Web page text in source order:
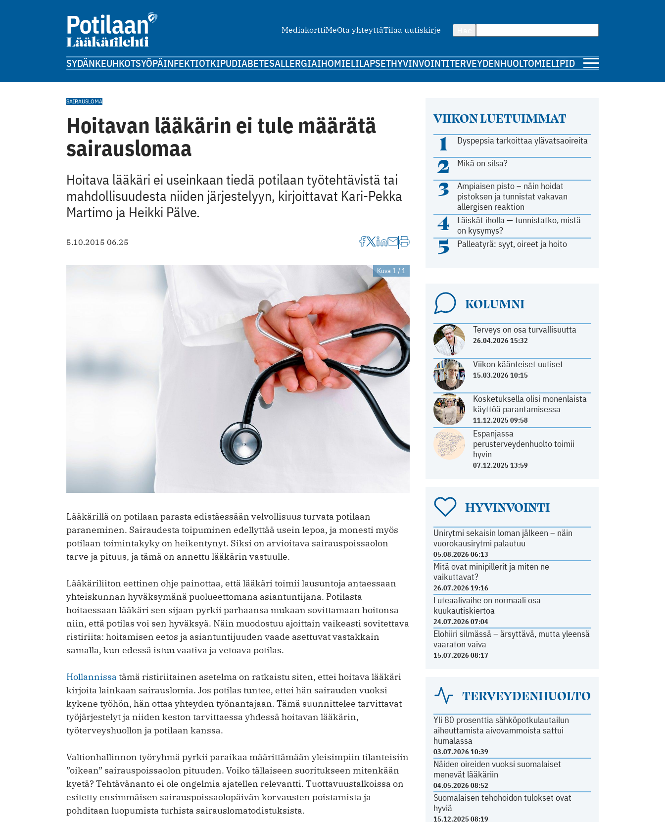
MediakorttiMeOta yhteyttäTilaa uutiskirje
SYDÄNKEUHKOTSYÖPÄINFEKTIOTKIPUDIABETESALLERGIAIHOMIELILAPSETHYVINVOINTITERVEYDENHUOLTOMIELIPIDE
VIIKON LUETUIMMAT
1 Dyspepsia tarkoittaa ylävatsaoireita
2 Mikä on silsa?
3
Ampiaisen pisto – näin hoidat
pistoksen ja tunnistat vakavan
allergisen reaktion
4
Läiskät iholla — tunnistatko, mistä
on kysymys?
5 Palleatyrä: syyt, oireet ja hoito
KOLUMNI
Terveys on osa turvallisuutta
26.04.2026 15:32
Viikon käänteiset uutiset
15.03.2026 10:15
Kosketuksella olisi monenlaista
käyttöä parantamisessa
11.12.2025 09:58
Espanjassa
perusterveydenhuolto toimii
hyvin
07.12.2025 13:59
HYVINVOINTI
Unirytmi sekaisin loman jälkeen – näin
vuorokausirytmi palautuu
05.08.2026 06:13
Mitä ovat minipillerit ja miten ne
vaikuttavat?
26.07.2026 19:16
Luteaalivaihe on normaali osa
kuukautiskiertoa
24.07.2026 07:04
Elohiiri silmässä – ärsyttävä, mutta yleensä
vaaraton vaiva
15.07.2026 08:17
TERVEYDENHUOLTO
Yli 80 prosenttia sähköpotkulautailun
aiheuttamista aivovammoista sattui
humalassa
03.07.2026 10:39
Näiden oireiden vuoksi suomalaiset
menevät lääkäriin
04.05.2026 08:52
Suomalaisen tehohoidon tulokset ovat
hyviä
15.12.2025 08:19
SAIRAUSLOMA
Hoitavan lääkärin ei tule määrätä
sairauslomaa
Hoitava lääkäri ei useinkaan tiedä potilaan työtehtävistä tai
mahdollisuudesta niiden järjestelyyn, kirjoittavat Kari-Pekka
Martimo ja Heikki Pälve.
5.10.2015 06.25
Kuva 1 / 1
Lääkärillä on potilaan parasta edistäessään velvollisuus turvata potilaan
paraneminen. Sairaudesta toipuminen edellyttää usein lepoa, ja monesti myös
potilaan toimintakyky on heikentynyt. Siksi on arvioitava sairauspoissaolon
tarve ja pituus, ja tämä on annettu lääkärin vastuulle.
Lääkäriliiton eettinen ohje painottaa, että lääkäri toimii lausuntoja antaessaan
yhteiskunnan hyväksymänä puolueettomana asiantuntijana. Potilasta
hoitaessaan lääkäri sen sijaan pyrkii parhaansa mukaan sovittamaan hoitonsa
niin, että potilas voi sen hyväksyä. Näin muodostuu ajoittain vaikeasti sovitettava
ristiriita: hoitamisen eetos ja asiantuntijuuden vaade asettuvat vastakkain
samalla, kun edessä istuu vaativa ja vetoava potilas.
Hollannissa tämä ristiriitainen asetelma on ratkaistu siten, ettei hoitava lääkäri
kirjoita lainkaan sairauslomia. Jos potilas tuntee, ettei hän sairauden vuoksi
kykene työhön, hän ottaa yhteyden työnantajaan. Tämä suunnittelee tarvittavat
työjärjestelyt ja niiden keston tarvit­taessa yhdessä hoitavan lääkärin,
työterveyshuollon ja potilaan kanssa.
Valtionhallinnon työryhmä pyrkii paraikaa määrittämään yleisimpiin tilanteisiin
”oikean” sairauspoissaolon pituuden. Voiko tällaiseen suoritukseen mitenkään
kyetä? Tehtävänanto ei ole ongelmia ajatellen relevantti. Tuottavuustalkoissa on
esitetty ensimmäisen sairauspoissaolopäivän korvausten poistamista ja
pohditaan luopumista turhista sairausloma­todistuksista.